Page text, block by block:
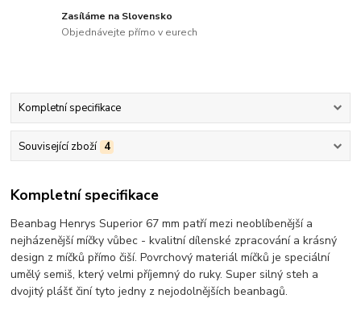
Zasíláme na Slovensko
Objednávejte přímo v eurech
Kompletní specifikace
Související zboží 4
Kompletní specifikace
Beanbag Henrys Superior 67 mm patří mezi neoblíbenější a
nejházenější míčky vůbec - kvalitní dílenské zpracování a krásný
design z míčků přímo čiší. Povrchový materiál míčků je speciální
umělý semiš, který velmi příjemný do ruky. Super silný steh a
dvojitý plášť činí tyto jedny z nejodolnějších beanbagů.